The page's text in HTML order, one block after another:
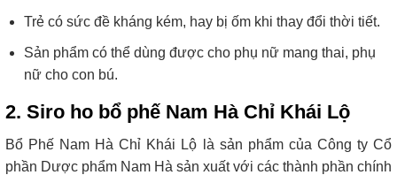
Trẻ có sức đề kháng kém, hay bị ốm khi thay đổi thời tiết.
Sản phẩm có thể dùng được cho phụ nữ mang thai, phụ
nữ cho con bú.
2. Siro ho bổ phế Nam Hà Chỉ Khái Lộ
Bổ Phế Nam Hà Chỉ Khái Lộ là sản phẩm của Công ty Cổ
phần Dược phẩm Nam Hà sản xuất với các thành phần chính